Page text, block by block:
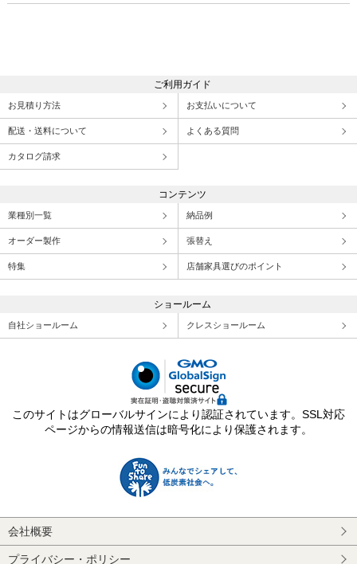
ご利用ガイド
お見積り方法 お支払いについて
配送・送料について よくある質問
カタログ請求
コンテンツ
業種別一覧 納品例
オーダー製作 張替え
特集 店舗家具選びのポイント
ショールーム
自社ショールーム クレスショールーム
このサイトはグローバルサインにより認証されています。SSL対応
ページからの情報送信は暗号化により保護されます。
会社概要
プライバシー・ポリシー